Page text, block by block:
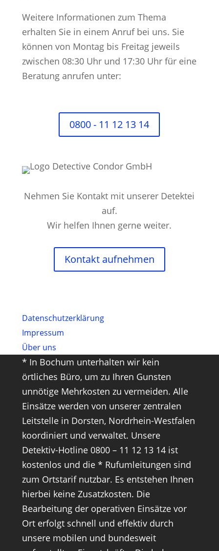
Weitere Informationen zum Thema
erhalten Sie in einem Anruf bei uns. Sie
können von Montag bis Freitag jeweils
zwischen 08:30 Uhr und 17:30 Uhr für eine
Beratung anrufen unter:
0800 - 11 12 13 14
Nehmen Sie Kontakt mit unserer Detektei
auf.
Wir helfen Ihnen gerne weiter.
Kontakt aufnehmen
Datenschutz­erklärung
Impressum
Über uns
* In Bochum unterhalten wir kein
örtliches Büro, um zu Ihren Gunsten
unnötige Mehrkosten zu vermeiden. Alle
Einsätze werden von unserer zentralen
Leitstelle in Dorsten, Nordrhein-Westfalen
koordiniert und verwaltet. Unsere
Detektiv-Hotline 0800 – 11 12 13 14 ist
kostenlos und die * Rufumleitungen sind
zum Ortstarif nutzbar. Es entstehen Ihnen
hierbei keine Zusatzkosten. Die
Bearbeitung der operativen Einsätze vor
Ort erfolgt schnell und effektiv durch
unsere mobilen und bundesweit